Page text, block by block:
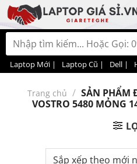
Bỏ
qua
nội
dung
Tìm
kiếm:
Laptop Mới | Laptop Cũ | Dell |
Trang chủ / SẢN PHẨM
VOSTRO 5480 MỎNG